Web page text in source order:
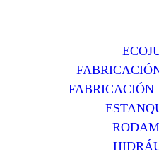
FABRICACIÓN